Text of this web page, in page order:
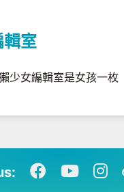
輯室
少女編輯室是女孩一枚